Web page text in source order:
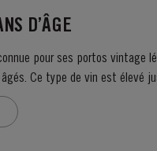
D’ÂGE
pour ses portos vintage
Ce type de vin est élevé